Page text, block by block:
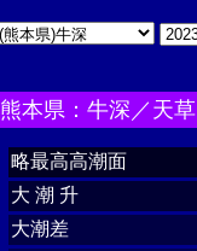
熊本県：牛深／天草
略最高高潮面
大 潮 升
大潮差